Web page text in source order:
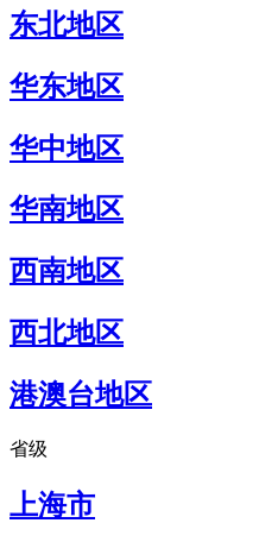
东北地区
华东地区
华中地区
华南地区
西南地区
西北地区
港澳台地区
省级
上海市